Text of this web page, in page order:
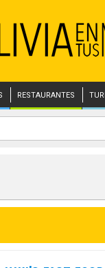
RESTAURANTES